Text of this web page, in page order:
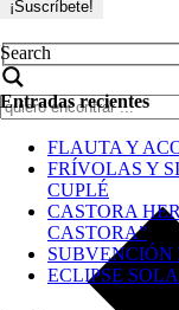
Search
Entradas recientes
FLAUTA Y
FRÍVOLAS Y
CUPLÉ
CASTORA
CASTORA”
SUBVENCIÓN
ECLIPSE